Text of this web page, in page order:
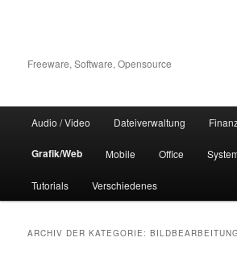
wechselnFreeware, Software, Opensource
Audio / Video Dateiverwaltung
Grafik/Web Mobile Office
Tutorials Verschiedenes
ARCHIV DER KATEGORIE:BILDBEARBEITUNG